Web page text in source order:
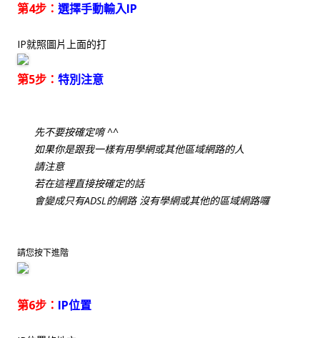
第4步： 選擇手動輸入IP
IP就照圖片上面的打
第5步： 特別注意
先不要按確定唷 ^^
如果你是跟我一樣有用學網或其他區域網路的人
請注意
若在這裡直接按確定的話
會變成只有ADSL的網路 沒有學網或其他的區域網路囉
請您按下進階
第6步： IP位置